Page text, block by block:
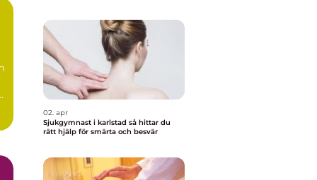
02. apr
Sjukgymnast i karlstad så hittar du
rätt hjälp för smärta och besvär